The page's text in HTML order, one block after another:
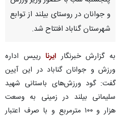
و جوانان در روستای بیلند از توابع
شهرستان گناباد افتتاح شد.
به گزارش خبرنگار ایرنارییس اداره
ورزش و جوانان گناباد در این آیین
گفت: گود ورزش‌های باستانی شهید
سلیمانی بیلند در زمینی به وسعت
هزار و ۱۰۰ مترمربع و با صرف اعتبار